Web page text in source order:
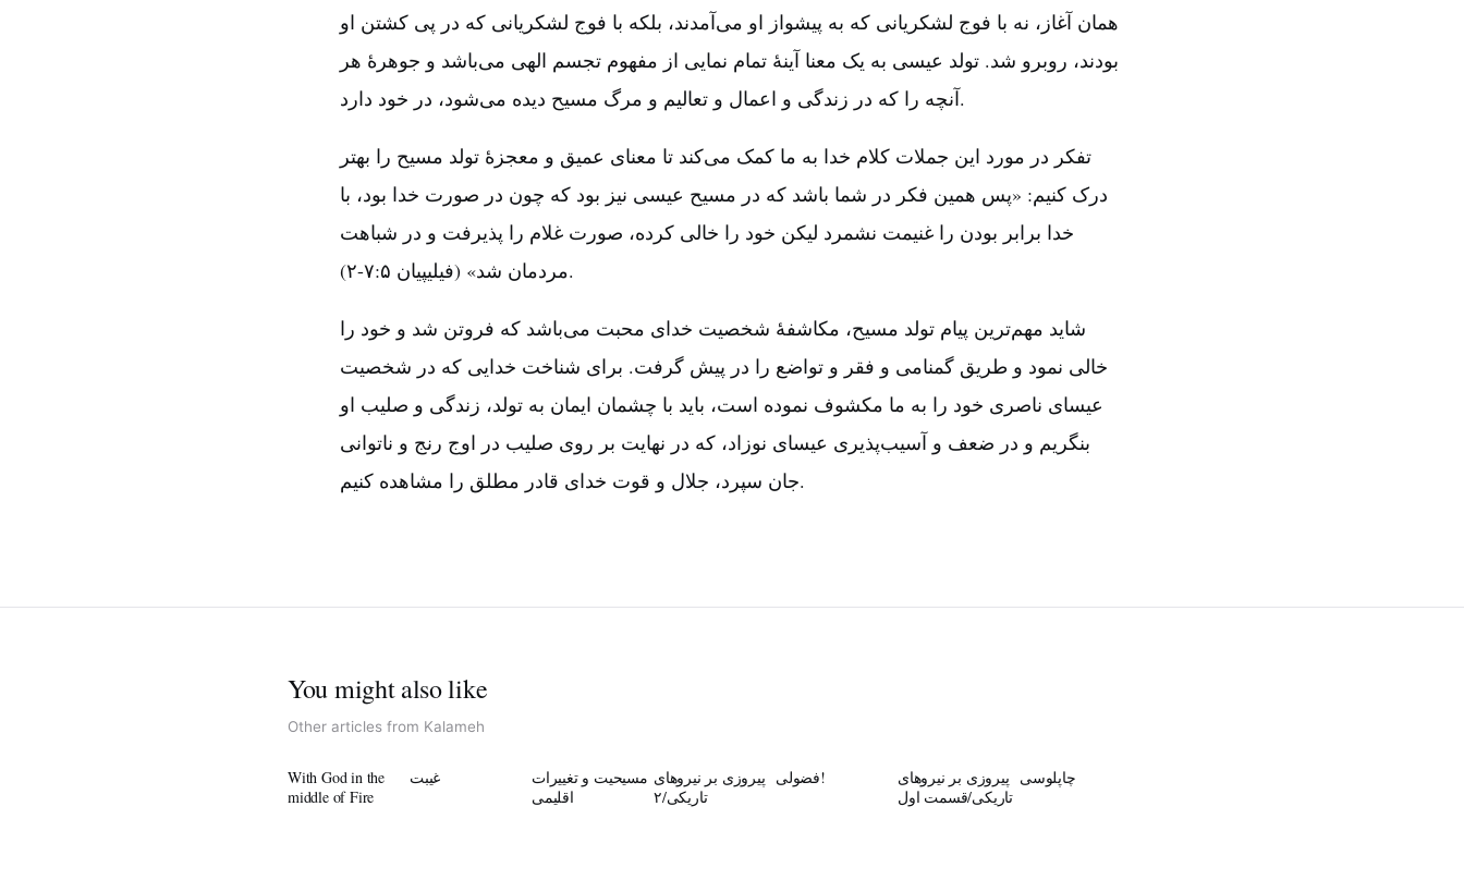
همان آغاز، نه با فوج لشکریانی که به پیشواز او می‌آمدند، بلکه با فوج لشکریانی که در پی کشتن او
بودند، روبرو شد. تولد عیسی به یک معنا آینۀ تمام نمایی از مفهوم تجسم الهی می‌باشد و جوهرۀ هر
آنچه را که در زندگی و اعمال و تعالیم و مرگ مسیح دیده می‌شود، در خود دارد.
تفکر در مورد این جملات کلام خدا به ما کمک می‌کند تا معنای عمیق و معجزۀ تولد مسیح را بهتر
درک کنیم‌: «پس همین فکر در شما باشد که در مسیح عیسی نیز بود که چون در صورت خدا بود، با
خدا برابر بودن را غنیمت نشمرد لیکن خود را خالی کرده‌، صورت غلام را پذیرفت و در شباهت
مردمان شد» (فیلیپیان ۵:‏۲-۷).
شاید مهم‌ترین پیام تولد مسیح‌، مکاشفۀ شخصیت خدای محبت می‌باشد که فروتن شد و خود را
خالی نمود و طریق گمنامی و فقر و تواضع را در پیش گرفت‌. برای شناخت خدایی که در شخصیت
عیسای ناصری خود را به ما مکشوف نموده است‌، باید با چشمان ایمان به تولد، زندگی و صلیب او
بنگریم و در ضعف و آسیب‌پذیری عیسای نوزاد، که در نهایت بر روی صلیب در اوج رنج و ناتوانی
جان سپرد، جلال و قوت خدای قادر مطلق را مشاهده کنیم‌.
You might also like
Other articles from Kalameh
With God in the
middle of Fire
غیبت
مسیحیت و تغییرات
اقلیمی
پیروزی بر نیروهای
تاریکی/۲
فضولی!
پیروزی بر نیروهای
تاریکی/قسمت اول
چاپلوسی